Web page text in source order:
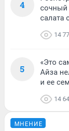
4
сочный
салата
14
5
«Это
Айза
и ее
14
МНЕНИЕ